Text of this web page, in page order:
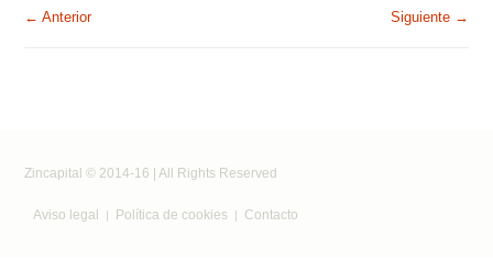
← Anterior Siguiente →
Zincapital © 2014-16 | All Rights Reserved
Aviso legal Política de cookies Contacto